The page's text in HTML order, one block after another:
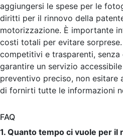
aggiungersi le spese per le
diritti per il rinnovo della
motorizzazione. È importante
costi totali per evitare
competitivi e trasparenti,
garantire un servizio
preventivo preciso, non esitare
di fornirti tutte le informazioni
FAQ
1. Quanto tempo ci vuole per il